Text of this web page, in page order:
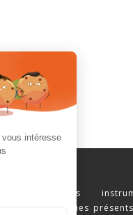
parmi les
scientifiques